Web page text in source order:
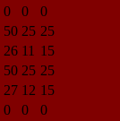
0 0
0
50 25 25
26 11 15
50 25 25
27 12 15
0 0
0